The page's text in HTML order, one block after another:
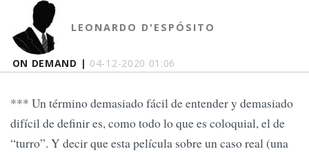
ON DEMAND | 04-12-2020 01:06
LEONARDO D'ESPÓSITO
*** Un término demasiado fácil de entender y demasiado
difícil de definir es, como todo lo que es coloquial, el de
“turro”. Y decir que esta película sobre un caso real (una